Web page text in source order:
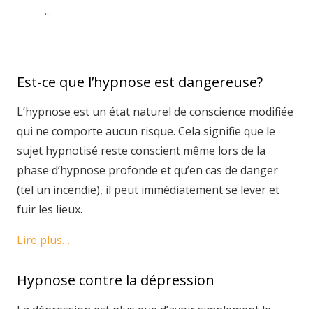
...
Est-ce que l’hypnose est dangereuse?
L’hypnose est un état naturel de conscience modifiée
qui ne comporte aucun risque. Cela signifie que le
sujet hypnotisé reste conscient même lors de la
phase d’hypnose profonde et qu’en cas de danger
(tel un incendie), il peut immédiatement se lever et
fuir les lieux.
Lire plus…
Hypnose contre la dépression